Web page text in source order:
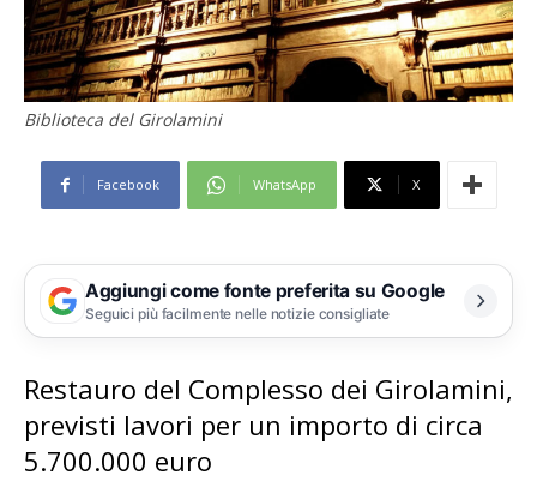
Biblioteca del Girolamini
Facebook WhatsApp X
Aggiungi come fonte preferita su Google
Seguici più facilmente nelle notizie consigliate
Restauro del Complesso dei Girolamini,
previsti lavori per un importo di circa
5.700.000 euro